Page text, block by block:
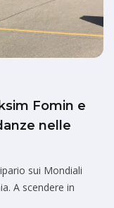
Fomin e
nelle
sui Mondiali
A scendere in